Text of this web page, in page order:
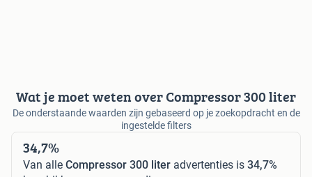
Wat je moet weten over Compressor 300 liter
De onderstaande waarden zijn gebaseerd op je zoekopdracht en de
ingestelde filters
34,7%
Van alle Compressor 300 liter advertenties is 34,7%